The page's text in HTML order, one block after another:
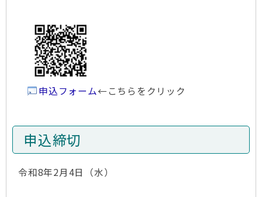
申込フォーム←こちらをクリック
申込締切
令和8年2月4日（水）